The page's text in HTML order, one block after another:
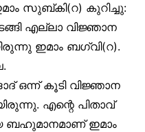
സുബ്കി(റ) കുറിച്ചു:
എല്ലാ വിജ്ഞാന
ഇമാം ബഗ്‌വി(റ).
ഒന്ന് കൂടി വിജ്ഞാന
എന്റെ പിതാവ്
ബഹുമാനമാണ് ഇമാം